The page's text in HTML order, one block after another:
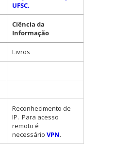
UFSC.
Ciência da
Informação
Livros
Reconhecimento de
IP. Para acesso
remoto é
necessárioVPN.